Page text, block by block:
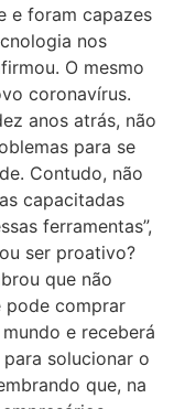
e foram capazes
nos
O mesmo
coronavírus.
anos atrás, não
para se
Contudo, não
capacitadas
ferramentas”,
ser proativo?
que não
pode comprar
e receberá
solucionar o
que, na